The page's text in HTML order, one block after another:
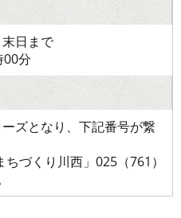
末日まで
00分
ズとなり、下記番号が繋
づくり川西」025（761）